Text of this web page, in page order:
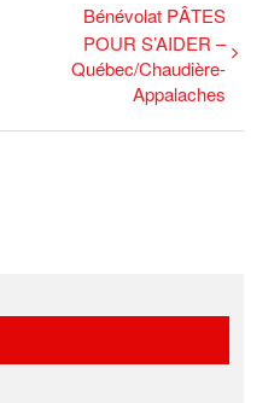
Bénévolat PÂTES
POUR S’AIDER –
Québec/Chaudière-
Appalaches